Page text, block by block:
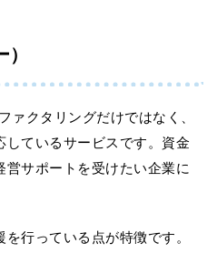
ァクタリングだけではなく、
ているサービスです。資金
サポートを受けたい企業に
行っている点が特徴です。